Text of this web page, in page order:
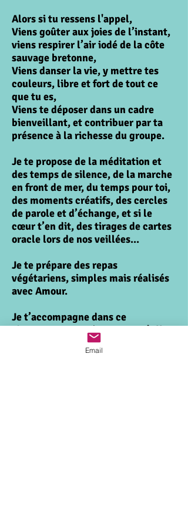
Alors si tu ressens l'appel,
Viens goûter aux joies de l’instant,
viens respirer l’air iodé de la côte
sauvage bretonne,
Viens danser la vie, y mettre tes
couleurs, libre et fort de tout ce
que tu es,
Viens te déposer dans un cadre
bienveillant, et contribuer par ta
présence à la richesse du groupe.
Je te propose de la méditation et
des temps de silence, de la marche
en front de mer, du temps pour toi,
des moments créatifs,des cercles
de parole et d’échange, et si le
cœur t’en dit, des tirages de cartes
oracle lors de nos veillées...
Je te prépare des repas
végétariens, simples mais réalisés
avec Amour.
Je t’accompagne dans ce
cheminement intérieur et je t'offre
des clés pour t’aider à te centrer au
quotidien, à t’aimer, à aimer la Vie !
Email